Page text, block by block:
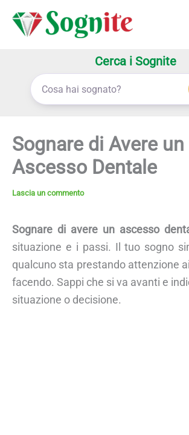
Cerca i Sognite
Sognare di Avere un
Ascesso Dentale
Lascia un commento
Sognare di avere un ascesso
situazione e i passi. Il tuo sogno
qualcuno sta prestando attenzione
facendo. Sappi che si va avanti e
situazione o decisione.